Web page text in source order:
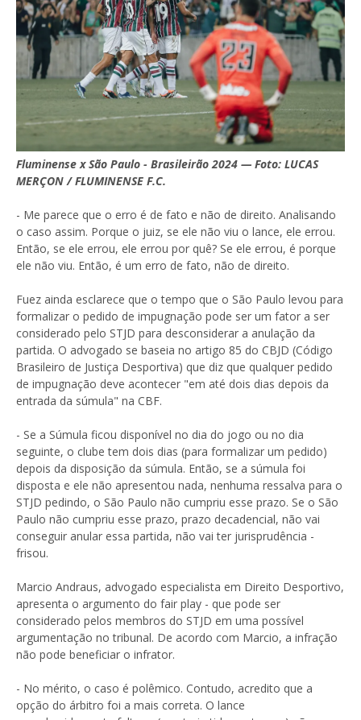
Fluminense x São Paulo - Brasileirão 2024 — Foto: LUCAS
MERÇON / FLUMINENSE F.C.
- Me parece que o erro é de fato e não de direito. Analisando
o caso assim. Porque o juiz, se ele não viu o lance, ele errou.
Então, se ele errou, ele errou por quê? Se ele errou, é porque
ele não viu. Então, é um erro de fato, não de direito.
Fuez ainda esclarece que o tempo que o São Paulo levou para
formalizar o pedido de impugnação pode ser um fator a ser
considerado pelo STJD para desconsiderar a anulação da
partida. O advogado se baseia no artigo 85 do CBJD (Código
Brasileiro de Justiça Desportiva) que diz que qualquer pedido
de impugnação deve acontecer "em até dois dias depois da
entrada da súmula" na CBF.
- Se a Súmula ficou disponível no dia do jogo ou no dia
seguinte, o clube tem dois dias (para formalizar um pedido)
depois da disposição da súmula. Então, se a súmula foi
disposta e ele não apresentou nada, nenhuma ressalva para o
STJD pedindo, o São Paulo não cumpriu esse prazo. Se o São
Paulo não cumpriu esse prazo, prazo decadencial, não vai
conseguir anular essa partida, não vai ter jurisprudência -
frisou.
Marcio Andraus, advogado especialista em Direito Desportivo,
apresenta o argumento do fair play - que pode ser
considerado pelos membros do STJD em uma possível
argumentação no tribunal. De acordo com Marcio, a infração
não pode beneficiar o infrator.
- No mérito, o caso é polêmico. Contudo, acredito que a
opção do árbitro foi a mais correta. O lance